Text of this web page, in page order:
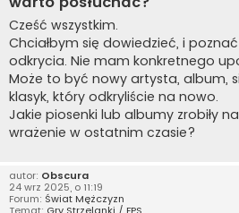
Cześć wszystkim.
Chciałbym się dowiedzieć, i
odkrycia. Nie mam konkretnego
Może to być nowy artysta, album,
klasyk, który odkryliście na nowo.
Jakie piosenki lub albumy zrobiły
wrażenie w ostatnim czasie?
autor: Obscura
24 wrz 2025, o 11:19
Forum: Świat Mężczyzn
Temat: Gry Strzelanki / FPS